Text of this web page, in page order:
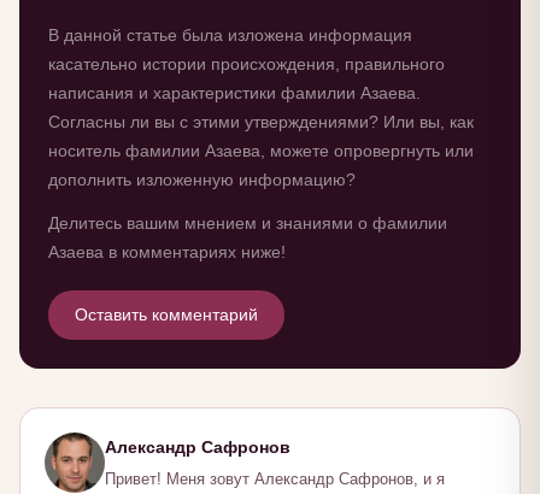
В данной статье была изложена информация
касательно истории происхождения, правильного
написания и характеристики фамилии Азаева.
Согласны ли вы с этими утверждениями? Или вы, как
носитель фамилии Азаева, можете опровергнуть или
дополнить изложенную информацию?
Делитесь вашим мнением и знаниями о фамилии
Азаева в комментариях ниже!
Оставить комментарий
Александр Сафронов
Привет! Меня зовут Александр Сафронов, и я